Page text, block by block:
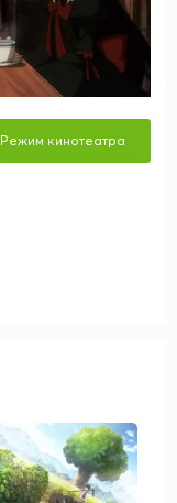
Режим кинотеатра